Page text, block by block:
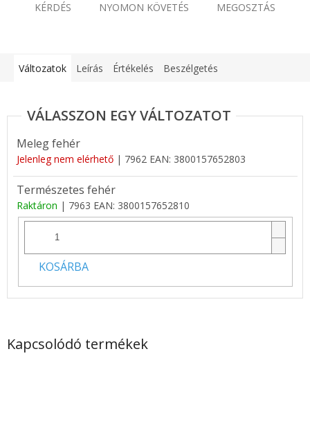
KÉRDÉS NYOMON KÖVETÉS MEGOSZTÁS
Kapcsolódó termékek
Változatok Leírás Értékelés Beszélgetés
Meleg fehér
Jelenleg nem elérhető | 7962 EAN: 3800157652803
Természetes fehér
Raktáron | 7963 EAN: 3800157652810
KOSÁRBA